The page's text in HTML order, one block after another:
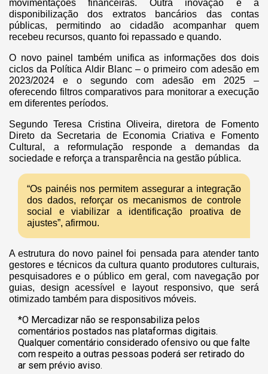
movimentações financeiras. Outra inovação é a
disponibilização dos extratos bancários das contas
públicas, permitindo ao cidadão acompanhar quem
recebeu recursos, quanto foi repassado e quando.
O novo painel também unifica as informações dos dois
ciclos da Política Aldir Blanc – o primeiro com adesão em
2023/2024 e o segundo com adesão em 2025 –
oferecendo filtros comparativos para monitorar a execução
em diferentes períodos.
Segundo Teresa Cristina Oliveira, diretora de Fomento
Direto da Secretaria de Economia Criativa e Fomento
Cultural, a reformulação responde a demandas da
sociedade e reforça a transparência na gestão pública.
“Os painéis nos permitem assegurar a integração
dos dados, reforçar os mecanismos de controle
social e viabilizar a identificação proativa de
ajustes”, afirmou.
A estrutura do novo painel foi pensada para atender tanto
gestores e técnicos da cultura quanto produtores culturais,
pesquisadores e o público em geral, com navegação por
guias, design acessível e layout responsivo, que será
otimizado também para dispositivos móveis.
*O Mercadizar não se responsabiliza pelos
comentários postados nas plataformas digitais.
Qualquer comentário considerado ofensivo ou que falte
com respeito a outras pessoas poderá ser retirado do
ar sem prévio aviso.